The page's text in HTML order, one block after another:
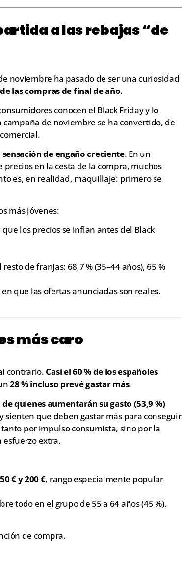
a las rebajas “de
noviembre ha pasado de ser una curiosidad
las compras de final de año.
conocen el Black Friday y lo
de noviembre se ha convertido, de
sensación de engaño creciente. En un
en la cesta de la compra, muchos
es, en realidad, maquillaje: primero se
más jóvenes:
los precios se inflan antes del Black
de franjas: 68,7 % (35–44 años), 65 %
que las ofertas anunciadas son reales.
más caro
contrario. Casi el 60 % de los españoles
28 % incluso prevé gastar más.
quienes aumentarán su gasto (53,9 %)
y sienten que deben gastar más para conseguir
por impulso consumista, sino por la
extra.
50 € y 200 €, rango especialmente popular
todo en el grupo de 55 a 64 años (45 %).
de compra.